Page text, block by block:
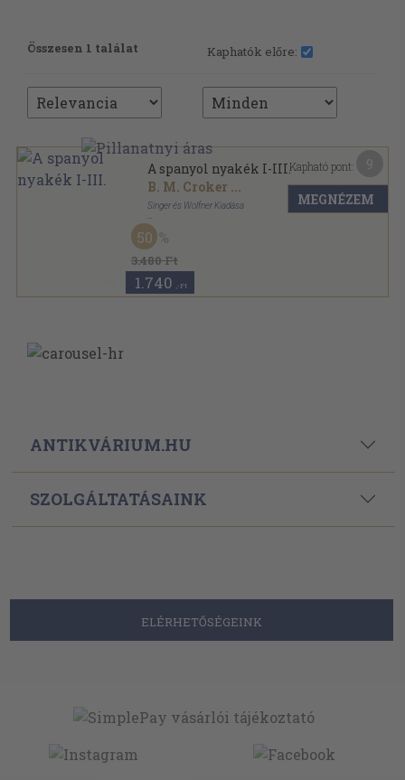
Összesen 1 találat Kaphatók előre:
A spanyol nyakék I-III.
B. M. Croker ...
Singer és Wolfner Kiadása
Könyvkötői kötés
Croker regényei sorozat
3.480 Ft
50
1.740 ,-Ft
Kapható pont:
MEGNÉZEM
ANTIKVÁRIUM.HU
SZOLGÁLTATÁSAINK
ELÉRHETŐSÉGEINK